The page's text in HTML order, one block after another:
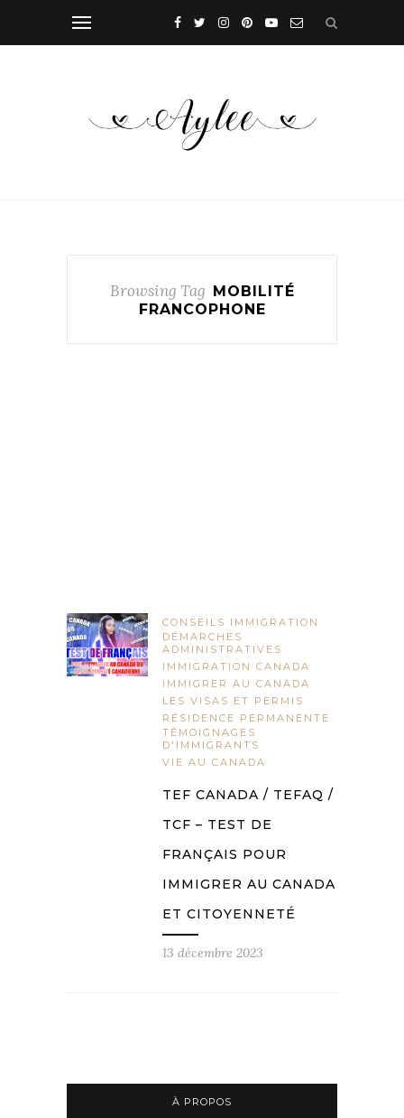
Browsing Tag
MOBILITÉ
FRANCOPHONE
CONSEILS IMMIGRATION
DÉMARCHES
ADMINISTRATIVES
IMMIGRATION CANADA
IMMIGRER AU CANADA
LES VISAS ET PERMIS
RÉSIDENCE PERMANENTE
TÉMOIGNAGES
D'IMMIGRANTS
VIE AU CANADA
TEF CANADA / TEFAQ /
TCF – TEST DE
FRANÇAIS POUR
IMMIGRER AU CANADA
ET CITOYENNETÉ
13 décembre 2023
À PROPOS